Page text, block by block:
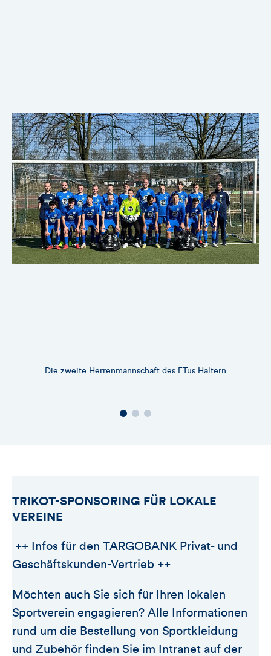
Die zweite Herrenmannschaft des ETus Haltern
TRIKOT-SPONSORING FÜR LOKALE
VEREINE
++ Infos für den TARGOBANK Privat- und
Geschäftskunden-Vertrieb ++
Möchten auch Sie sich für Ihren lokalen
Sportverein engagieren? Alle Informationen
rund um die Bestellung von Sportkleidung
und Zubehör finden Sie im Intranet auf der